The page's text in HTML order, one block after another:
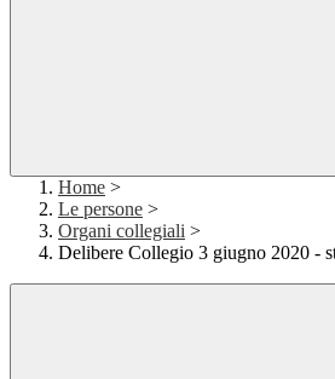
Home >
Le persone >
Organi collegiali >
Delibere Collegio 3 giugno 2020 -